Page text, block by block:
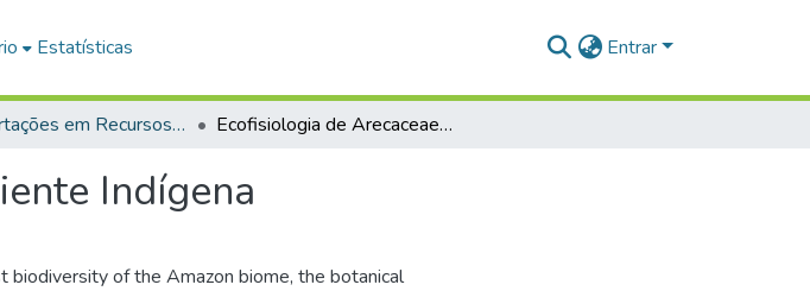
Estatísticas Entrar
Dissertações em Recursos Naturais da Amazônia (Mestrado) Ecofisiologia de Arecaceae em Ambiente Indígena
Indígena
biodiversity of the Amazon biome, the botanical